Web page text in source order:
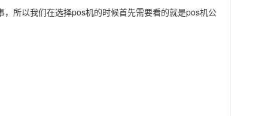
所以我们在选择pos机的时候首先需要看的就是pos机公